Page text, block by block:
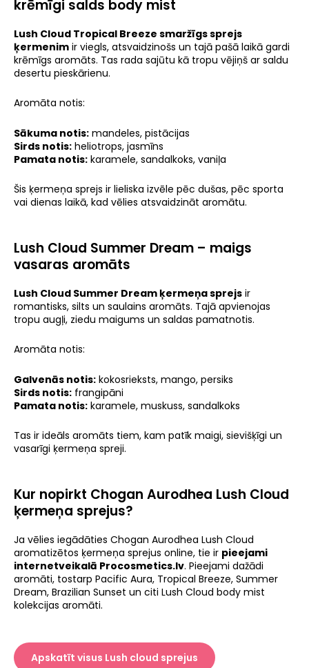
krēmīgi salds body mist
Lush Cloud Tropical Breeze smaržīgs sprejs
ķermenim ir viegls, atsvaidzinošs un tajā pašā laikā gardi
krēmīgs aromāts. Tas rada sajūtu kā tropu vējiņš ar saldu
desertu pieskārienu.
Aromāta notis:
Sākuma notis: mandeles, pistācijas
Sirds notis: heliotrops, jasmīns
Pamata notis: karamele, sandalkoks, vaniļa
Šis ķermeņa sprejs ir lieliska izvēle pēc dušas, pēc sporta
vai dienas laikā, kad vēlies atsvaidzināt aromātu.
Lush Cloud Summer Dream – maigs
vasaras aromāts
Lush Cloud Summer Dream ķermeņa sprejs ir
romantisks, silts un saulains aromāts. Tajā apvienojas
tropu augļi, ziedu maigums un saldas pamatnotis.
Aromāta notis:
Galvenās notis: kokosrieksts, mango, persiks
Sirds notis: frangipāni
Pamata notis: karamele, muskuss, sandalkoks
Tas ir ideāls aromāts tiem, kam patīk maigi, sievišķīgi un
vasarīgi ķermeņa spreji.
Kur nopirkt Chogan Aurodhea Lush Cloud
ķermeņa sprejus?
Ja vēlies iegādāties Chogan Aurodhea Lush Cloud
aromatizētos ķermeņa sprejus online, tie ir pieejami
internetveikalā Procosmetics.lv. Pieejami dažādi
aromāti, tostarp Pacific Aura, Tropical Breeze, Summer
Dream, Brazilian Sunset un citi Lush Cloud body mist
kolekcijas aromāti.
Apskatīt visus Lush cloud sprejus